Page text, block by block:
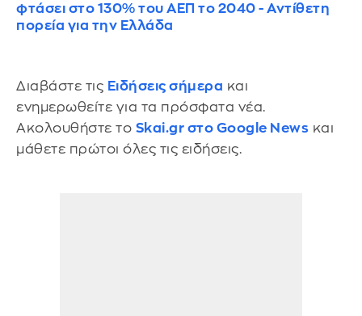
φτάσει στο 130% του ΑΕΠ το 2040 - Αντίθετη
πορεία για την Ελλάδα
Διαβάστε τις Ειδήσεις σήμερα και
ενημερωθείτε για τα πρόσφατα νέα.
Ακολουθήστε το Skai.gr στο Google News και
μάθετε πρώτοι όλες τις ειδήσεις.